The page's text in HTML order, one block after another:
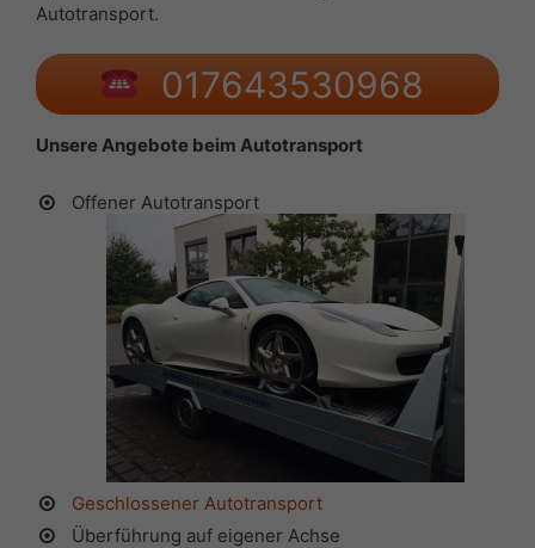
Autotransport.
017643530968
Unsere Angebote beim Autotransport
Offener Autotransport
Geschlossener Autotransport
Überführung auf eigener Achse